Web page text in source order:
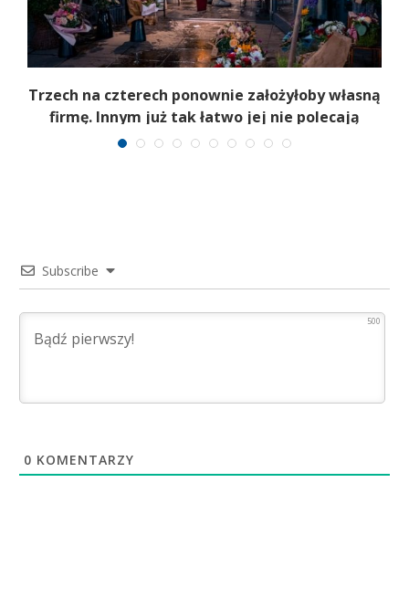
Trzech na czterech ponownie założyłoby własną
firmę. Innym już tak łatwo jej nie polecają
Subscribe
500
0 KOMENTARZY